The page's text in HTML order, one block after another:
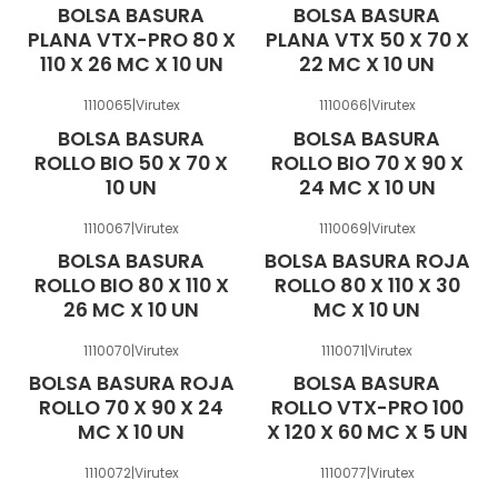
BOLSA BASURA
PLANA VTX-PRO 80 X
110 X 26 MC X 10 UN
BOLSA BASURA
PLANA VTX 50 X 70 X
22 MC X 10 UN
1110065|Virutex
BOLSA BASURA
ROLLO BIO 50 X 70 X
10 UN
1110066|Virutex
BOLSA BASURA
ROLLO BIO 70 X 90 X
24 MC X 10 UN
1110067|Virutex
BOLSA BASURA
ROLLO BIO 80 X 110 X
26 MC X 10 UN
1110069|Virutex
BOLSA BASURA ROJA
ROLLO 80 X 110 X 30
MC X 10 UN
1110070|Virutex
BOLSA BASURA ROJA
ROLLO 70 X 90 X 24
MC X 10 UN
1110071|Virutex
BOLSA BASURA
ROLLO VTX-PRO 100
X 120 X 60 MC X 5 UN
1110072|Virutex 1110077|Virutex